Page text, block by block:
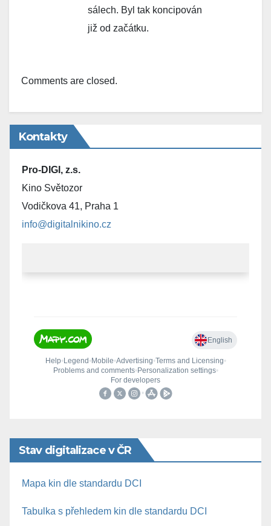
sálech. Byl tak koncipován
již od začátku.
Comments are closed.
Kontakty
Pro-DIGI, z.s.
Kino Světozor
Vodičkova 41, Praha 1
info@digitalnikino.cz
Stav digitalizace v ČR
Mapa kin dle standardu DCI
Tabulka s přehledem kin dle standardu DCI